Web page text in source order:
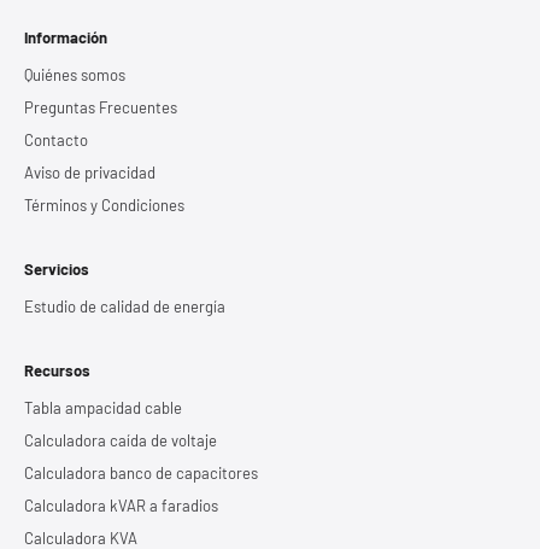
Información
Quiénes somos
Preguntas Frecuentes
Contacto
Aviso de privacidad
Términos y Condiciones
Servicios
Estudio de calidad de energía
Recursos
Tabla ampacidad cable
Calculadora caída de voltaje
Calculadora banco de capacitores
Calculadora kVAR a faradios
Calculadora KVA